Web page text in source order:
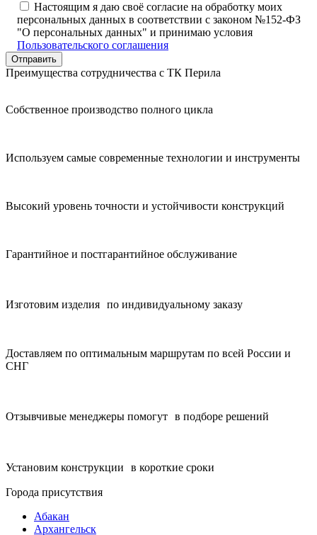
Настоящим я даю своё согласие на обработку моих
персональных данных в соответствии с законом №152-ФЗ
"О персональных данных" и принимаю условия
Пользовательского соглашения
Преимущества сотрудничества с ТК Перила
Собственное производство полного цикла
Используем самые современные технологии и инструменты
Высокий уровень точности и устойчивости конструкций
Гарантийное и постгарантийное обслуживание
Изготовим изделия по индивидуальному заказу
Доставляем по оптимальным маршрутам по всей России и
СНГ
Отзывчивые менеджеры помогут в подборе решений
Установим конструкции в короткие сроки
Города присутствия
Абакан
Архангельск